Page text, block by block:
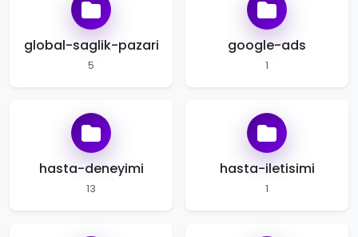
global-saglik-pazari
5
google-ads
1
hasta-deneyimi
13
hasta-iletisimi
1